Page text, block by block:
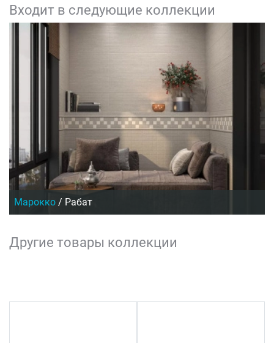
Входит в следующие коллекции
Марокко / Рабат
Другие товары коллекции